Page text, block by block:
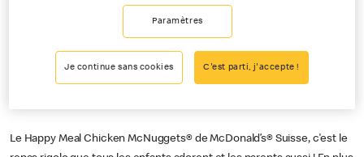
Le Happy Meal Chicken McNuggets® de McDonald’s® Suisse, c'est le
Paramètres
Je continue sans cookies C'est parti, j'accepte !